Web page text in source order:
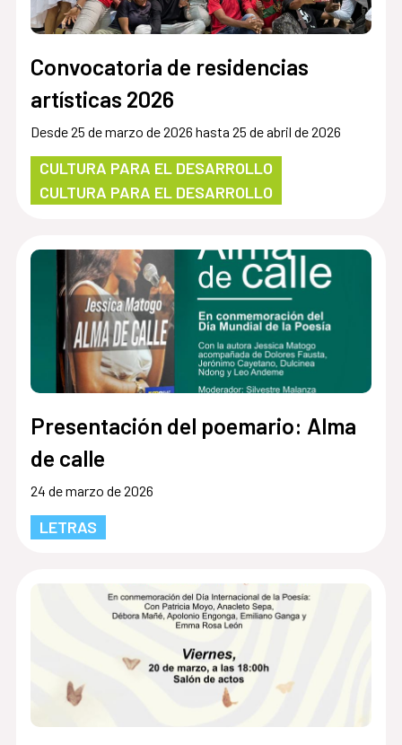
Convocatoria de residencias
artísticas 2026
Desde 25 de marzo de 2026 hasta 25 de abril de 2026
CULTURA PARA EL DESARROLLO
CULTURA PARA EL DESARROLLO
Presentación del poemario: Alma
de calle
24 de marzo de 2026
LETRAS